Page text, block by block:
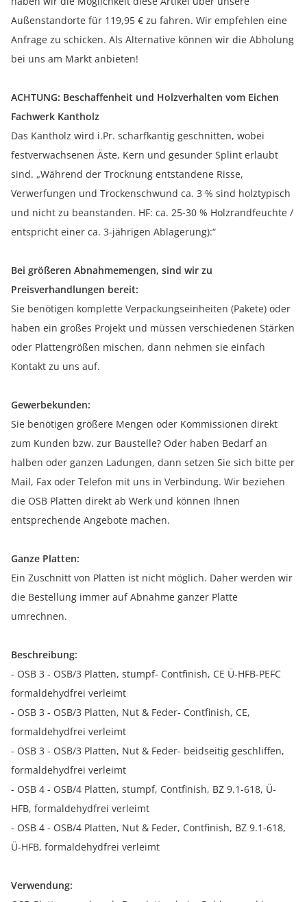
Außenstandorte für 119,95 € zu fahren. Wir empfehlen eine
Anfrage zu schicken. Als Alternative können wir die Abholung
bei uns am Markt anbieten!
ACHTUNG: Beschaffenheit und Holzverhalten vom Eichen
Fachwerk Kantholz
Das Kantholz wird i.Pr. scharfkantig geschnitten, wobei
festverwachsenen Äste, Kern und gesunder Splint erlaubt
sind. „Während der Trocknung entstandene Risse,
Verwerfungen und Trockenschwund ca. 3 % sind holztypisch
und nicht zu beanstanden. HF: ca. 25-30 % Holzrandfeuchte /
entspricht einer ca. 3-jährigen Ablagerung):“
Bei größeren Abnahmemengen, sind wir zu
Preisverhandlungen bereit:
Sie benötigen komplette Verpackungseinheiten (Pakete) oder
haben ein großes Projekt und müssen verschiedenen Stärken
oder Plattengrößen mischen, dann nehmen sie einfach
Kontakt zu uns auf.
Gewerbekunden:
Sie benötigen größere Mengen oder Kommissionen direkt
zum Kunden bzw. zur Baustelle? Oder haben Bedarf an
halben oder ganzen Ladungen, dann setzen Sie sich bitte per
Mail, Fax oder Telefon mit uns in Verbindung. Wir beziehen
die OSB Platten direkt ab Werk und können Ihnen
entsprechende Angebote machen.
Ganze Platten:
Ein Zuschnitt von Platten ist nicht möglich. Daher werden wir
die Bestellung immer auf Abnahme ganzer Platte
umrechnen.
Beschreibung:
- OSB 3 - OSB/3 Platten, stumpf- Contfinish, CE Ü-HFB-PEFC
formaldehydfrei verleimt
- OSB 3 - OSB/3 Platten, Nut & Feder- Contfinish, CE,
formaldehydfrei verleimt
- OSB 3 - OSB/3 Platten, Nut & Feder- beidseitig geschliffen,
formaldehydfrei verleimt
- OSB 4 - OSB/4 Platten, stumpf, Contfinish, BZ 9.1-618, Ü-
HFB, formaldehydfrei verleimt
- OSB 4 - OSB/4 Platten, Nut & Feder, Contfinish, BZ 9.1-618,
Ü-HFB, formaldehydfrei verleimt
Verwendung: